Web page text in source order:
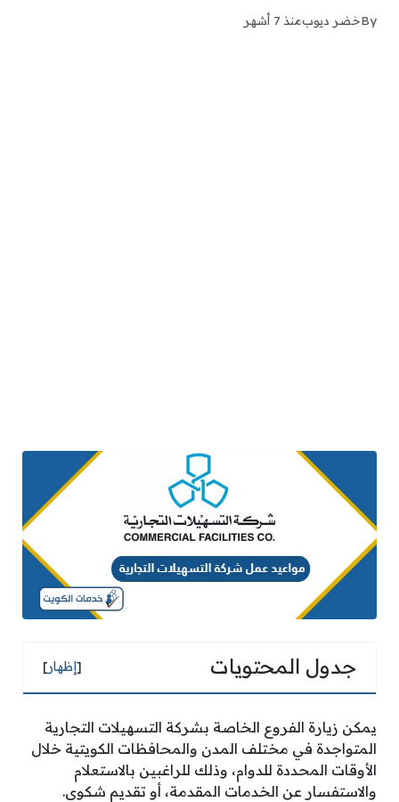
Byخضر ديوبمنذ 7 أشهر
جدول المحتويات [إظهار]
يمكن زيارة الفروع الخاصة بشركة التسهيلات التجارية
المتواجدة في مختلف المدن والمحافظات الكويتية خلال
الأوقات المحددة للدوام، وذلك للراغبين بالاستعلام
والاستفسار عن الخدمات المقدمة، أو تقديم شكوى.